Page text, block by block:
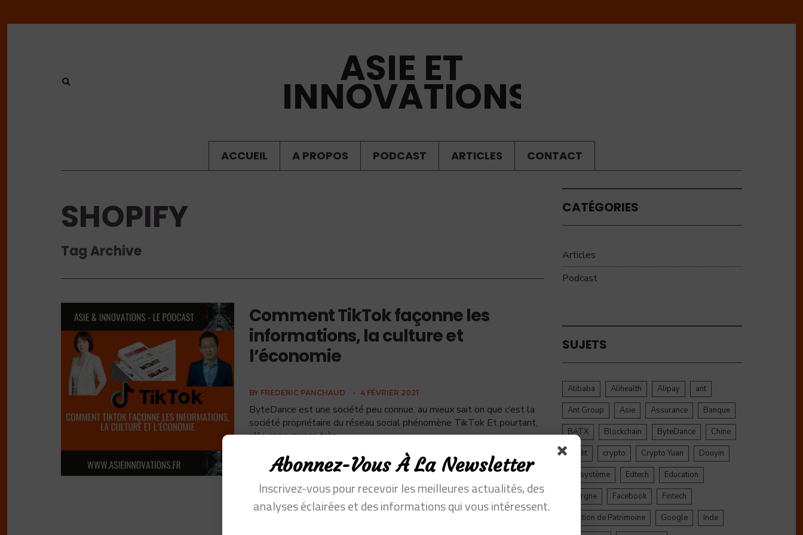
ASIE ET
INNOVATIONS
ACCUEIL A PROPOS PODCAST ARTICLES CONTACT
SHOPIFY
Tag Archive
Comment TikTok façonne les
informations, la culture et
l’économie
BY FREDERIC PANCHAUD • 4 FÉVRIER 2021
ByteDance est une société peu connue, au mieux sait on que c’est la
société propriétaire du réseau social phénomène TikTok Et pourtant,
elle concurrence très...
CATÉGORIES
Articles
Podcast
SUJETS
Alibaba Alihealth Alipay
ant
Ant Group
Asie Assurance
Banque
BATX
Blockchain ByteDance
Chine
credit
crypto Crypto Yuan
Douyin
Ecosystème
Edtech
Education
Epargne
Facebook
Fintech
Gestion de Patrimoine
Google
Inde
Abonnez-Vous À La Newsletter
Inscrivez-vous pour recevoir les meilleures actualités, des
analyses éclairées et des informations qui vous intéressent.